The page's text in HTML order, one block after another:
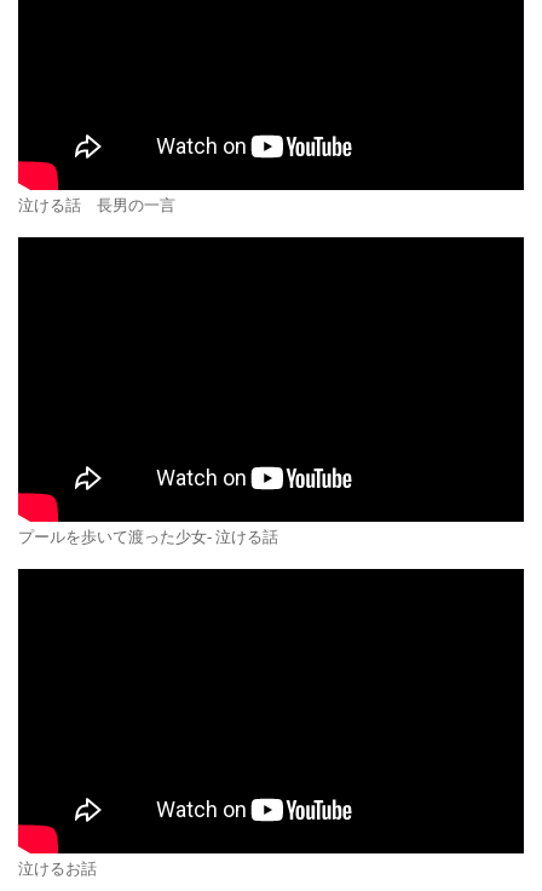
泣ける話 長男の一言
プールを歩いて渡った少女- 泣ける話
泣けるお話